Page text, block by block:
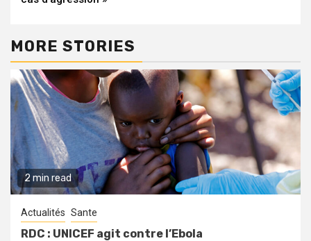
MORE STORIES
2 min read
Actualités Sante
RDC : UNICEF agit contre l’Ebola